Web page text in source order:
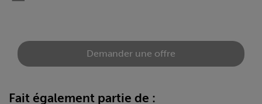
Demander une offre
Fait également partie de :